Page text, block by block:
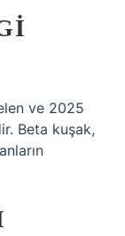
ve 2025
Beta kuşak,